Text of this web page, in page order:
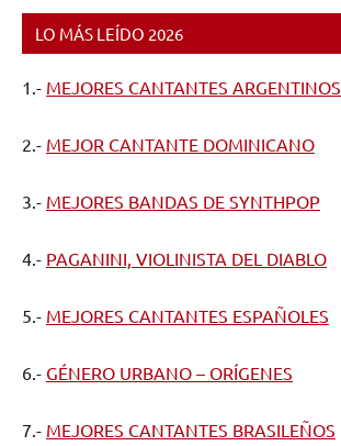
LO MÁS LEÍDO 2026
1.- MEJORES CANTANTES ARGENTINOS
2.- MEJOR CANTANTE DOMINICANO
3.- MEJORES BANDAS DE SYNTHPOP
4.- PAGANINI, VIOLINISTA DEL DIABLO
5.- MEJORES CANTANTES ESPAÑOLES
6.- GÉNERO URBANO – ORÍGENES
7.- MEJORES CANTANTES BRASILEÑOS